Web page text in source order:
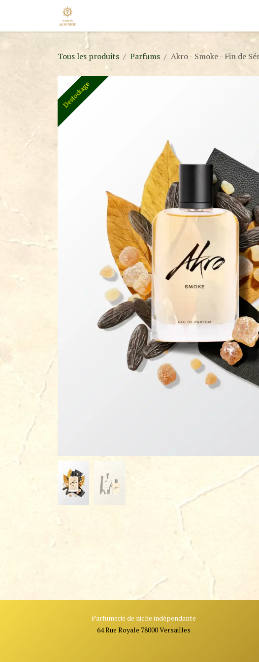
Se rendre au contenu
Tous les produits Parfums Akro - Smoke - Fin de
Destockage
Destockage
Parfumerie de niche indépendante
64 Rue Royale 78000 Versailles